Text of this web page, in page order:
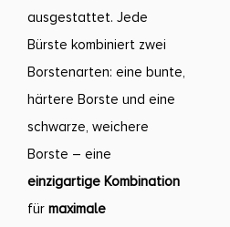
ausgestattet. Jede
Bürste kombiniert zwei
Borstenarten: eine bunte,
härtere Borste und eine
schwarze, weichere
Borste – eine
einzigartige Kombination
für maximale